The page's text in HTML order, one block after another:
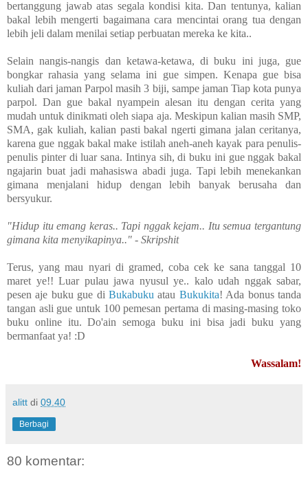
bertanggung jawab atas segala kondisi kita. Dan tentunya, kalian
bakal lebih mengerti bagaimana cara mencintai orang tua dengan
lebih jeli dalam menilai setiap perbuatan mereka ke kita..
Selain nangis-nangis dan ketawa-ketawa, di buku ini juga, gue
bongkar rahasia yang selama ini gue simpen. Kenapa gue bisa
kuliah dari jaman Parpol masih 3 biji, sampe jaman Tiap kota punya
parpol. Dan gue bakal nyampein alesan itu dengan cerita yang
mudah untuk dinikmati oleh siapa aja. Meskipun kalian masih SMP,
SMA, gak kuliah, kalian pasti bakal ngerti gimana jalan ceritanya,
karena gue nggak bakal make istilah aneh-aneh kayak para penulis-
penulis pinter di luar sana. Intinya sih, di buku ini gue nggak bakal
ngajarin buat jadi mahasiswa abadi juga. Tapi lebih menekankan
gimana menjalani hidup dengan lebih banyak berusaha dan
bersyukur.
"Hidup itu emang keras.. Tapi nggak kejam.. Itu semua tergantung
gimana kita menyikapinya.." - Skripshit
Terus, yang mau nyari di gramed, coba cek ke sana tanggal 10
maret ye!! Luar pulau jawa nyusul ye.. kalo udah nggak sabar,
pesen aje buku gue diBukabuku atau Bukukita! Ada bonus tanda
tangan asli gue untuk 100 pemesan pertama di masing-masing toko
buku online itu. Do'ain semoga buku ini bisa jadi buku yang
bermanfaat ya! :D
Wassalam!
alitt di 09.40
Berbagi
80 komentar: